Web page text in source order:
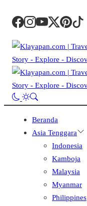
Beranda
Asia Tenggara
Indonesia
Kamboja
Malaysia
Myanmar
Philippines